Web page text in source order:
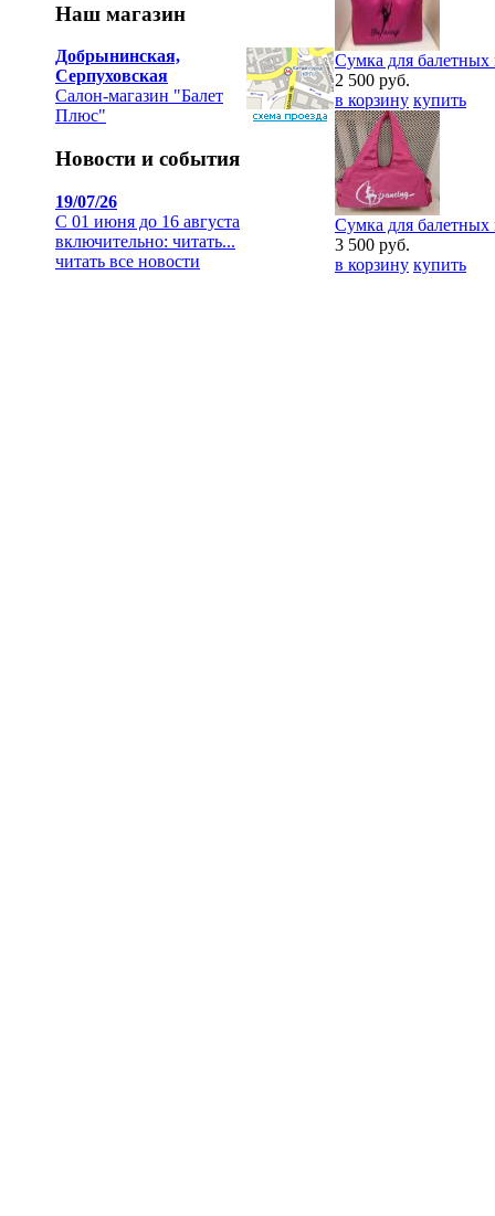
Наш магазин
Добрынинская,
Серпуховская
Салон-магазин "Балет
Плюс"
Новости и события
19/07/26
С 01 июня до 16 августа
включительно: читать...
читать все новости
Сумка для
2 500 руб.
в корзину купить
Сумка для балетных
3 500 руб.
в корзину купить